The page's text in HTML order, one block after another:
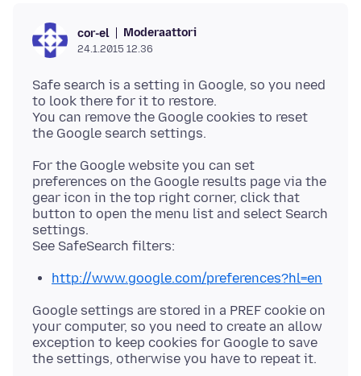
cor-el Moderaattori
24.1.2015 12.36
Safe search is a setting in Google, so you need
to look there for it to restore.
You can remove the Google cookies to reset
For the Google website you can set
preferences on the Google results page via the
gear icon in the top right corner, click that
button to open the menu list and select Search
settings.
http://www.google.com/preferences?hl=en
Google settings are stored in a PREF cookie on
your computer, so you need to create an allow
exception to keep cookies for Google to save